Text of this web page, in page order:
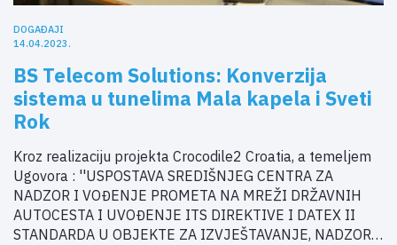
DOGAĐAJI
14.04.2023.
BS Telecom Solutions: Konverzija
sistema u tunelima Mala kapela i Sveti
Rok
Kroz realizaciju projekta Crocodile2 Croatia, a temeljem
Ugovora : ''USPOSTAVA SREDIŠNJEG CENTRA ZA
NADZOR I VOĐENJE PROMETA NA MREŽI DRŽAVNIH
AUTOCESTA I UVOĐENJE ITS DIREKTIVE I DATEX II
STANDARDA U OBJEKTE ZA IZVJEŠTAVANJE, NADZOR I